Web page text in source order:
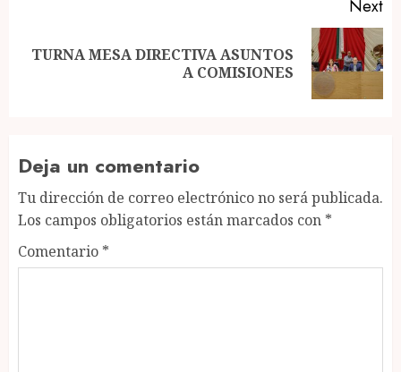
Next
Next
TURNA MESA DIRECTIVA ASUNTOS
A COMISIONES
Deja un comentario
Tu dirección de correo electrónico no será publicada.
Los campos obligatorios están marcados con *
Comentario *